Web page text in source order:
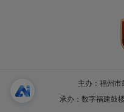
主办：福州市
承办：数字福建鼓